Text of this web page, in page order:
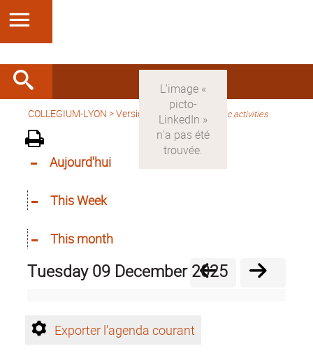
COLLEGIUM-LYON >Version anglaise > Scientific activities
Aujourd'hui
This Week
This month
Tuesday 09 December 2025
Exporter l'agenda courant